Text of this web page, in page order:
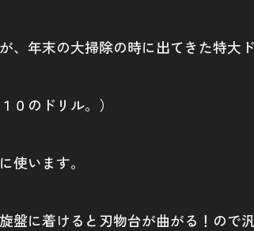
、年末の大掃除の時に出てきた特大ド
０のドリル。）
使います。
盤に着けると刃物台が曲がる！ので